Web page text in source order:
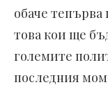
обаче тепърва
това кои ще
големите
последния